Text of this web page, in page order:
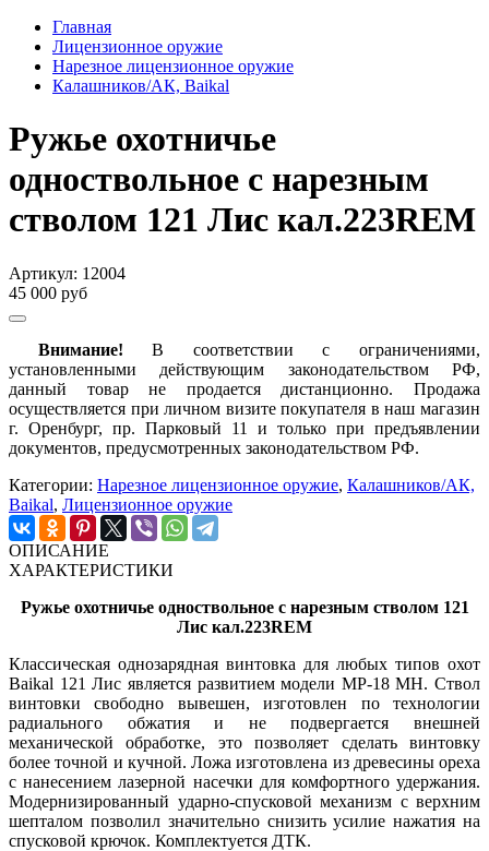
Главная
Лицензионное оружие
Нарезное лицензионное оружие
Калашников/АК, Baikal
Ружье охотничье
одноствольное с нарезным
стволом 121 Лис кал.223REM
Артикул: 12004
45 000 руб
Внимание! В соответствии с ограничениями,
установленными действующим законодательством РФ,
данный товар не продается дистанционно. Продажа
осуществляется при личном визите покупателя в наш магазин
г. Оренбург, пр. Парковый 11 и только при предъявлении
документов, предусмотренных законодательством РФ.
Категории: Нарезное лицензионное оружие, Калашников/АК,
Baikal, Лицензионное оружие
ОПИСАНИЕ
ХАРАКТЕРИСТИКИ
Ружье охотничье одноствольное с нарезным стволом 121
Лис кал.223REM
Классическая однозарядная винтовка для любых типов охот
Baikal 121 Лис является развитием модели МР-18 МН. Ствол
винтовки свободно вывешен, изготовлен по технологии
радиального обжатия и не подвергается внешней
механической обработке, это позволяет сделать винтовку
более точной и кучной. Ложа изготовлена из древесины ореха
с нанесением лазерной насечки для комфортного удержания.
Модернизированный ударно-спусковой механизм с верхним
шепталом позволил значительно снизить усилие нажатия на
спусковой крючок. Комплектуется ДТК.